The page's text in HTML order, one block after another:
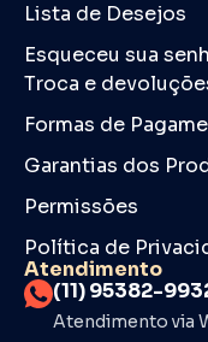
Lista de Desejos
Esqueceu sua
Troca e
Formas de
Garantias dos
Permissões
Política de
Atendimento
(11) 95382-
Atendimento via